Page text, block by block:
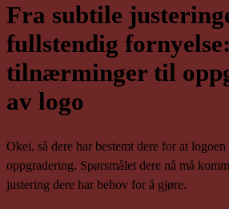
Fra subtile
fullstendig
tilnærminger til
av logo
Okei, så dere har bestemt dere for at logoen
oppgradering. Spørsmålet dere nå må
justering dere har behov for å gjøre.